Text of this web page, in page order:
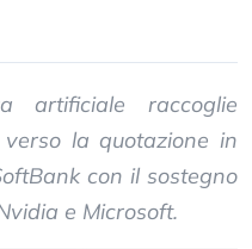
artificiale raccoglie
la quotazione in
con il sostegno
e Microsoft.